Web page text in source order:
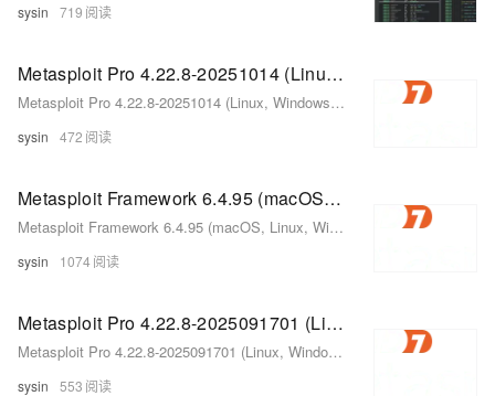
sysin 719
Metasploit Pro 4.22.8-20251014 (Linux, Windows) - 专业渗透测试框架
Metasploit Pro 4.22.8-20251014 (Linux, Windows) - 专业渗透测试框架
sysin 472
Metasploit Framework 6.4.95 (macOS, Linux, Windows) - 开源渗透测试框架
Metasploit Framework 6.4.95 (macOS, Linux, Windows) - 开源渗透测试框架
sysin 1074
Metasploit Pro 4.22.8-2025091701 (Linux, Windows) - 专业渗透测试框架
Metasploit Pro 4.22.8-2025091701 (Linux, Windows) - 专业渗透测试框架
sysin 553